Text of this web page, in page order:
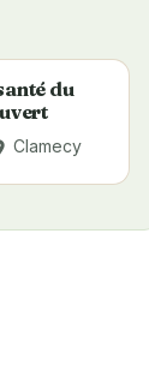
du
Clamecy